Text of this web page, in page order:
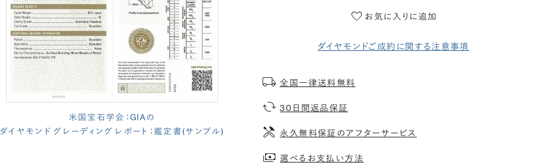
米国宝石学会：GIAの
ダイヤモンド グレーディング レポート：鑑定書(サンプル)
お気に入りに追加
ダイヤモンドご成約に関する注意事項
全国一律送料無料
30日間返品保証
永久無料保証のアフターサービス
選べるお支払い方法